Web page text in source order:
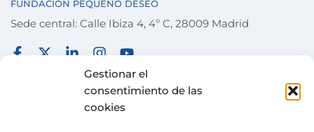
Gestionar el
consentimiento de las
cookies
FUNDACIÓN PEQUEÑO DESEO
Sede central: Calle Ibiza 4, 4º C, 28009 Madrid
POLÍTICA DE PRIVACIDAD